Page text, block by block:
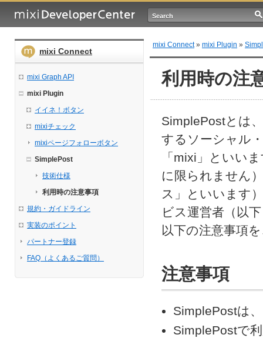
mixi Connect
mixi Graph API
mixi Plugin
イイネ！ボタン
mixiチェック
mixiページフォローボタン
SimplePost
技術仕様
利用時の注意事項
規約・ガイドライン
実装のポイント
パートナー登録
FAQ（よくあるご質問）
mixi Connect» mixi Plugin »
利用時の注
SimplePostとは
するソーシャル
「mixi」といい
に限られません
ス」といいます
ビス運営者（以
以下の注意事項
注意事項
SimplePostは
SimplePostで